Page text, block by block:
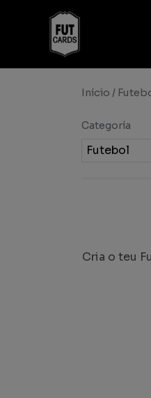
Início /
Categoría
Futebol
Cria o teu